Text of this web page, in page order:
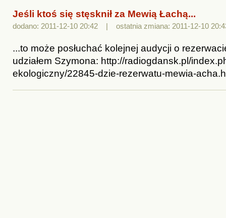
Jeśli ktoś się stęsknił za Mewią Łachą...
dodano: 2011-12-10 20:42 | ostatnia zmiana: 2011-12-10
...to może posłuchać kolejnej audycji o
udziałem Szymona: http://radiogdansk.pl/
ekologiczny/22845-dzie-rezerwatu-mewia-